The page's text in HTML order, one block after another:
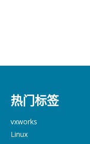
热门标签
vxworks
Linux